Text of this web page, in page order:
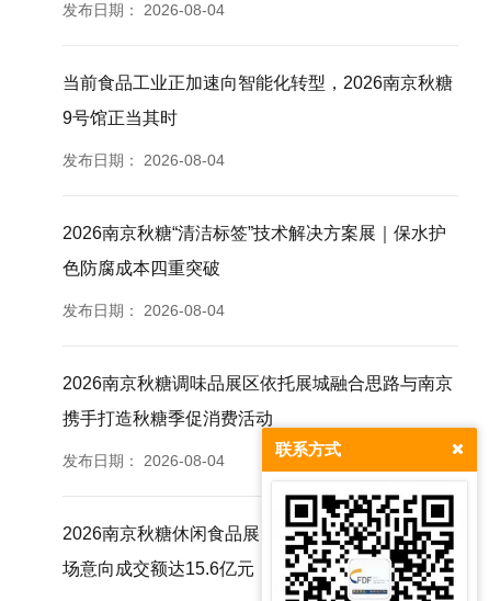
发布日期： 2026-08-04
当前食品工业正加速向智能化转型，2026南京秋糖
9号馆正当其时
发布日期： 2026-08-04
2026南京秋糖“清洁标签”技术解决方案展｜保水护
色防腐成本四重突破
发布日期： 2026-08-04
2026南京秋糖调味品展区依托展城融合思路与南京
携手打造秋糖季促消费活动
发布日期： 2026-08-04
2026南京秋糖休闲食品展区往届830家企业参展现
场意向成交额达15.6亿元
联系方式